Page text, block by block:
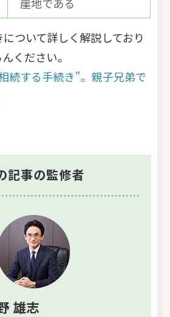
ついて詳しく解説しており
ください。
続する手続き”。親子兄弟で
記事の監修者
雄志